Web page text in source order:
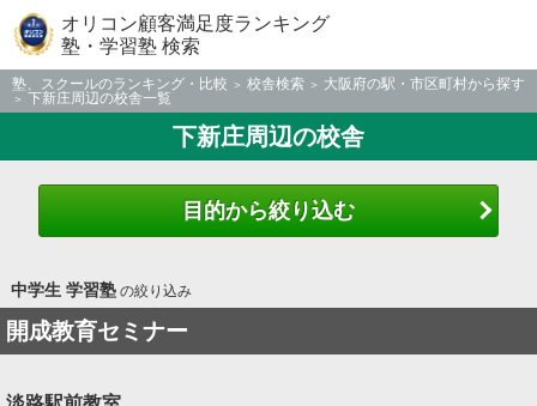
オリコン顧客満足度ランキング
塾・学習塾 検索
塾、スクールのランキング・比較 校舎検索
大阪府の駅・市区町村から探す
下新庄周辺の校舎一覧
下新庄周辺の校舎
目的から絞り込む
中学生 学習塾の絞り込み
開成教育セミナー